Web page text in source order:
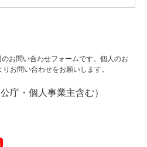
お問い合わせフォームです。個人のお
りお問い合わせをお願いします。
庁・個人事業主含む）